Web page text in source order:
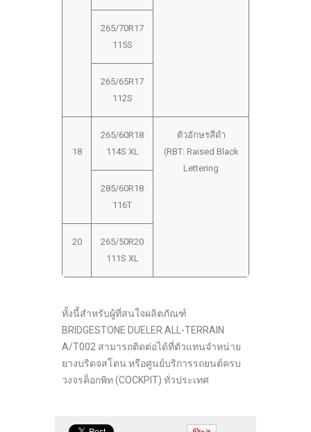
265/70R17
115S
265/65R17
112S
18
265/60R18
114S XL
ตัวอักษรสีดำ
(RBT: Raised Black
Lettering
285/60R18
116T
20
265/50R20
111S XL
ทั้งนี้สำหรับผู้ที่สนใจผลิตภัณฑ์
BRIDGESTONE DUELER ALL-TERRAIN
A/T002 สามารถติดต่อได้ที่ตัวแทนจำหน่าย
ยางบริดจสโตน หรือศูนย์บริการรถยนต์ครบ
วงจรค็อกพิท (COCKPIT) ทั่วประเทศ